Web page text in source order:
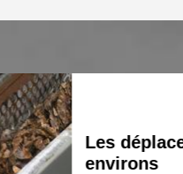
Les
environs